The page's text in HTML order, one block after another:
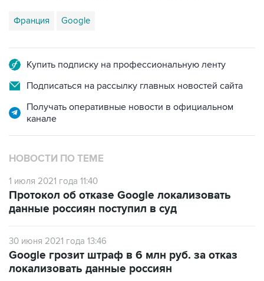
Франция Google
Купить подписку на профессиональную ленту
Подписаться на рассылку главных новостей сайта
Получать оперативные новости в официальном
канале
НОВОСТИ ПО ТЕМЕ
1 июля 2021 года 11:40
Протокол об отказе Google локализовать
данные россиян поступил в суд
30 июня 2021 года 13:46
Google грозит штраф в 6 млн руб. за отказ
локализовать данные россиян